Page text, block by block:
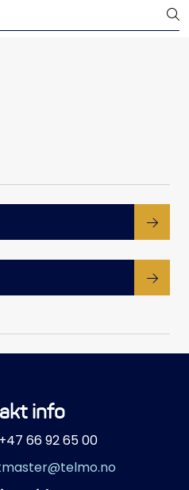
info
+47 66 92 65 00